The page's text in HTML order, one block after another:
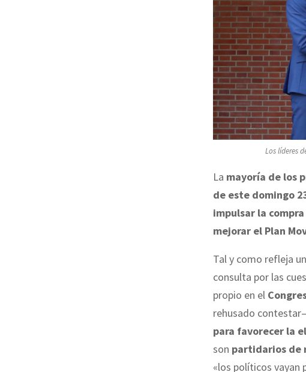
Los líderes
La mayoría de los
de este domingo
impulsar la
mejorar el Plan
Tal y como refleja
consulta por las
propio en el
rehusado
para favorecer la
son partidarios de
«los políticos vayan